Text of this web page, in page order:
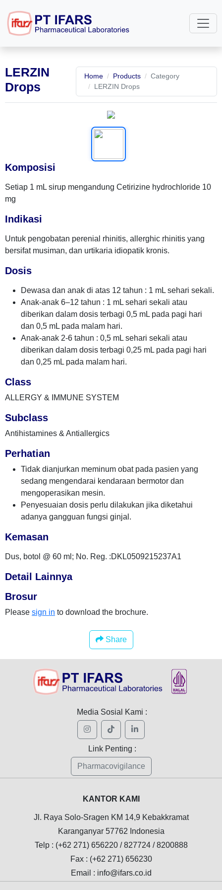
LERZIN
Drops
Home Products
Category
LERZIN Drops
Komposisi
Setiap 1 mL sirup mengandung Cetirizine hydrochloride 10
mg
Indikasi
Untuk pengobatan perenial rhinitis, allerghic rhinitis yang
bersifat musiman, dan urtikaria idiopatik kronis.
Dosis
Dewasa dan anak di atas 12 tahun : 1 mL sehari sekali.
Anak-anak 6–12 tahun : 1 mL sehari sekali atau
diberikan dalam dosis terbagi 0,5 mL pada pagi hari
dan 0,5 mL pada malam hari.
Anak-anak 2-6 tahun : 0,5 mL sehari sekali atau
diberikan dalam dosis terbagi 0,25 mL pada pagi hari
dan 0,25 mL pada malam hari.
Class
ALLERGY & IMMUNE SYSTEM
Subclass
Antihistamines & Antiallergics
Perhatian
Tidak dianjurkan meminum obat pada pasien yang
sedang mengendarai kendaraan bermotor dan
mengoperasikan mesin.
Penyesuaian dosis perlu dilakukan jika diketahui
adanya gangguan fungsi ginjal.
Kemasan
Dus, botol @ 60 ml; No. Reg. :DKL0509215237A1
Detail Lainnya
Brosur
Please sign in to download the brochure.
Share
Media Sosial Kami :
Link Penting :
Pharmacovigilance
KANTOR KAMI
Jl. Raya Solo-Sragen KM 14,9 Kebakkramat
Karanganyar 57762 Indonesia
Telp : (+62 271) 656220 / 827724 / 8200888
Fax : (+62 271) 656230
Email : info@ifars.co.id